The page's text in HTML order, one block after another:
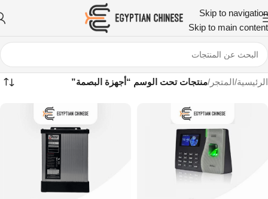
Skip to navigation
Skip to main content
الرئيسية/المتجر /منتجات تحت الوسم “أجهزة البصمة”